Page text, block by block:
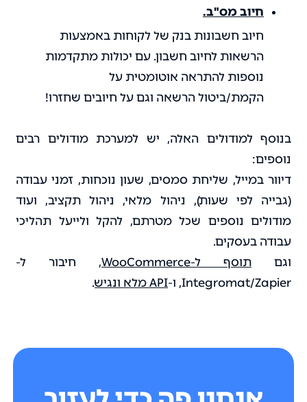
חיוב מס"ב.
חיוב חשבונות בנק של לקוחות באמצעות
הרשאות לחיוב חשבון. עם יכולות מתקדמות
נוספות להתראה אוטומטית על
הקמת/ביטול הרשאה וגם על חיובים שחזרו!
בנוסף למודולים האלה, יש למערכת מודולים רבים
נוספים:
דיוור במייל, שליחת סמסים, שעון נוכחות, זמני עבודה
(גבייה לפי שעות), ניהול מלאי, ניהול תקציב, ועוד
מודולים נוספים שכל מטרתם, להקל ולייעל תהליכי
עבודה בעסקים.
וגם תוסף ל-WooCommerce
, חיבור ל-
Integromat/Zapier, ו-
API מלא ונגיש .